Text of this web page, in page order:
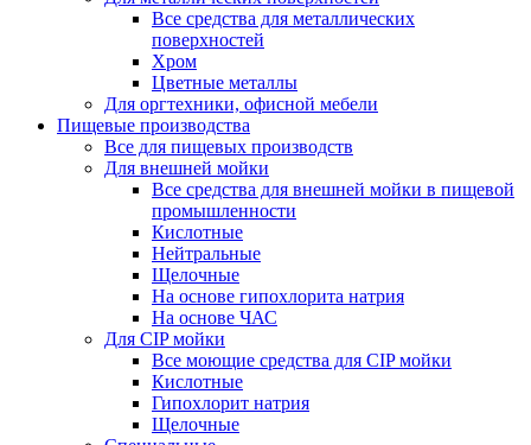
Все средства для металлических
поверхностей
Хром
Цветные металлы
Для оргтехники, офисной мебели
Пищевые производства
Все для пищевых производств
Для внешней мойки
Все средства для внешней мойки в пищевой
промышленности
Кислотные
Нейтральные
Щелочные
На основе гипохлорита натрия
На основе ЧАС
Для CIP мойки
Все моющие средства для CIP мойки
Кислотные
Гипохлорит натрия
Щелочные